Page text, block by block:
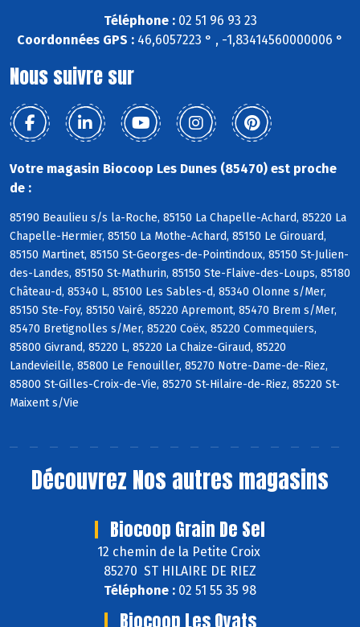
Téléphone :02 51 96 93 23
Coordonnées GPS : 46,6057223 ° , -1,83414560000006 °
Nous suivre sur
Votre magasin Biocoop Les Dunes (85470) est proche
de :
85190 Beaulieu s/s la-Roche, 85150 La Chapelle-Achard, 85220 La
Chapelle-Hermier, 85150 La Mothe-Achard, 85150 Le Girouard,
85150 Martinet, 85150 St-Georges-de-Pointindoux, 85150 St-Julien-
des-Landes, 85150 St-Mathurin, 85150 Ste-Flaive-des-Loups, 85180
Château-d, 85340 L, 85100 Les Sables-d, 85340 Olonne s/Mer,
85150 Ste-Foy, 85150 Vairé, 85220 Apremont, 85470 Brem s/Mer,
85470 Bretignolles s/Mer, 85220 Coëx, 85220 Commequiers,
85800 Givrand, 85220 L, 85220 La Chaize-Giraud, 85220
Landevieille, 85800 Le Fenouiller, 85270 Notre-Dame-de-Riez,
85800 St-Gilles-Croix-de-Vie, 85270 St-Hilaire-de-Riez, 85220 St-
Maixent s/Vie
Découvrez Nos autres magasins
Biocoop Grain De Sel
12 chemin de la Petite Croix
85270 ST HILAIRE DE RIEZ
Téléphone : 02 51 55 35 98
Biocoop Les Oyats